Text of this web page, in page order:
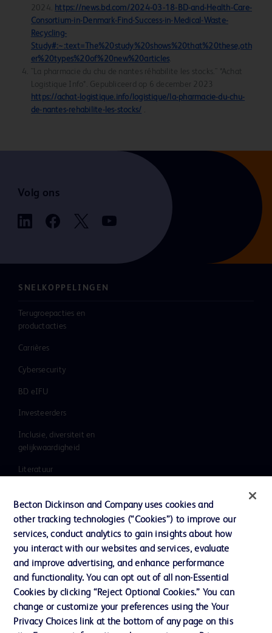
2024. https://news.bd.com/2024-03-18-BD-and-Health-Care-
Consortium-in-Denmark-Find-Success-in-Medical-Waste-
Recycling-
Study#:~:text=The%20study%20shows%20that%20these,oth
er%20types%20of%20new%20articles.
"La pharmacie du chu de nantes réhabilite les stocks." *Achat
Logistique Info*. Gepubliceerd op 6 december 2023
https://achat-logistique.info/logistique/la-pharmacie-du-chu-
de-nantes-rehabilite-les-stocks/ .
Volg ons
SNELKOPPELINGEN
Terugroepacties en
productacties
Carrières
Cybersecurity
BD eIFU
Investeerders
Inclusie, diversiteit en
gelijkwaardigheid
Literatuur
Ons bedrijf
Ethics & Compliance
Contact met ons opnemen
Cookievoorkeuren
Becton Dickinson and Company uses cookies and
other tracking technologies (“Cookies”) to improve our
services, conduct analytics to gain insights about how
you interact with our websites and services, evaluate
and improve advertising, and enhance performance
and functionality. You can opt out of all non-Essential
Cookies by clicking “Reject Optional Cookies.” You can
change or customize your preferences using the Your
Privacy Choices link at the bottom of any page on this